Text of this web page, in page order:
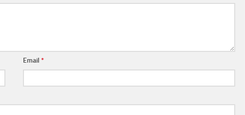
Email*